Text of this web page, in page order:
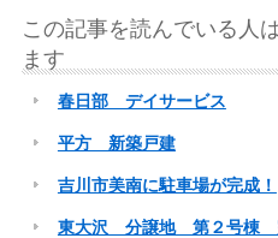
この記事を読んでいる人
ます
春日部 デイサービス
平方 新築戸建
吉川市美南に駐車場が完成！
東大沢 分譲地 第２号棟